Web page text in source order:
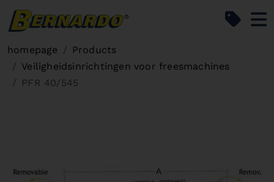
homepage
Products
Veiligheidsinrichtingen voor freesmachines
PFR 40/545